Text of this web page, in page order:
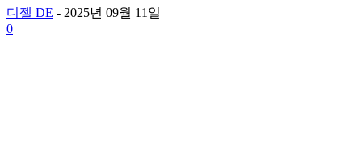
디젤 DE - 2025년 09월 11일
0